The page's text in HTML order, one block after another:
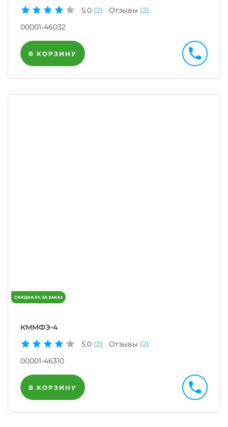
5.0 (2) Отзывы (2)
00001-46032
В КОРЗИНУ
КММФЭ-4
5.0 (2) Отзывы (2)
00001-46310
В КОРЗИНУ